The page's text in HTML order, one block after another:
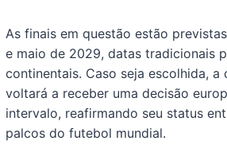
As finais em questão estão
e maio de 2029, datas tradicionais
continentais. Caso seja escolhida, a
voltará a receber uma decisão
intervalo, reafirmando seu status
palcos do futebol mundial.